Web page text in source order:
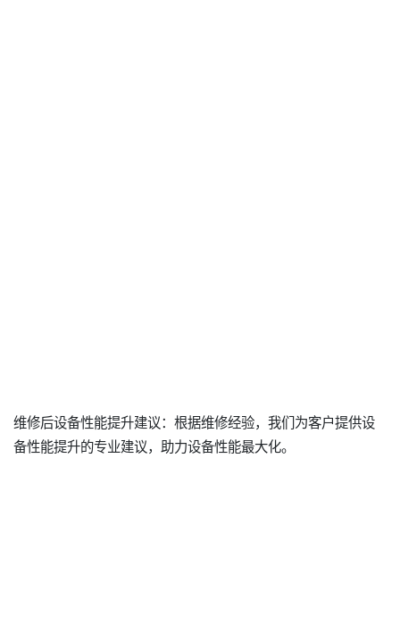
维修后设备性能提升建议：根据维修经验，我们为客户提供设
备性能提升的专业建议，助力设备性能最大化。